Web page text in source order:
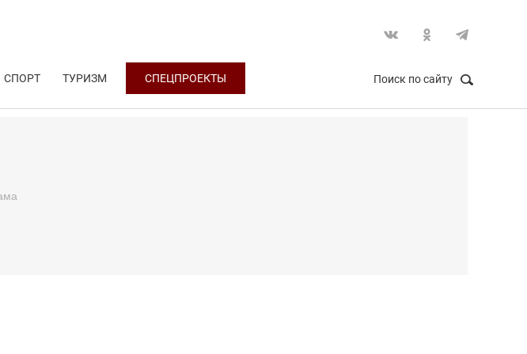
СПОРТ ТУРИЗМ СПЕЦПРОЕКТЫ Поиск по сайту